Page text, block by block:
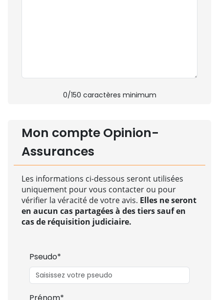
0/150 caractères minimum
Mon compte Opinion-
Assurances
Les informations ci-dessous seront utilisées
uniquement pour vous contacter ou pour
vérifier la véracité de votre avis. Elles ne seront
en aucun cas partagées à des tiers sauf en
cas de réquisition judiciaire.
Pseudo*
Prénom*